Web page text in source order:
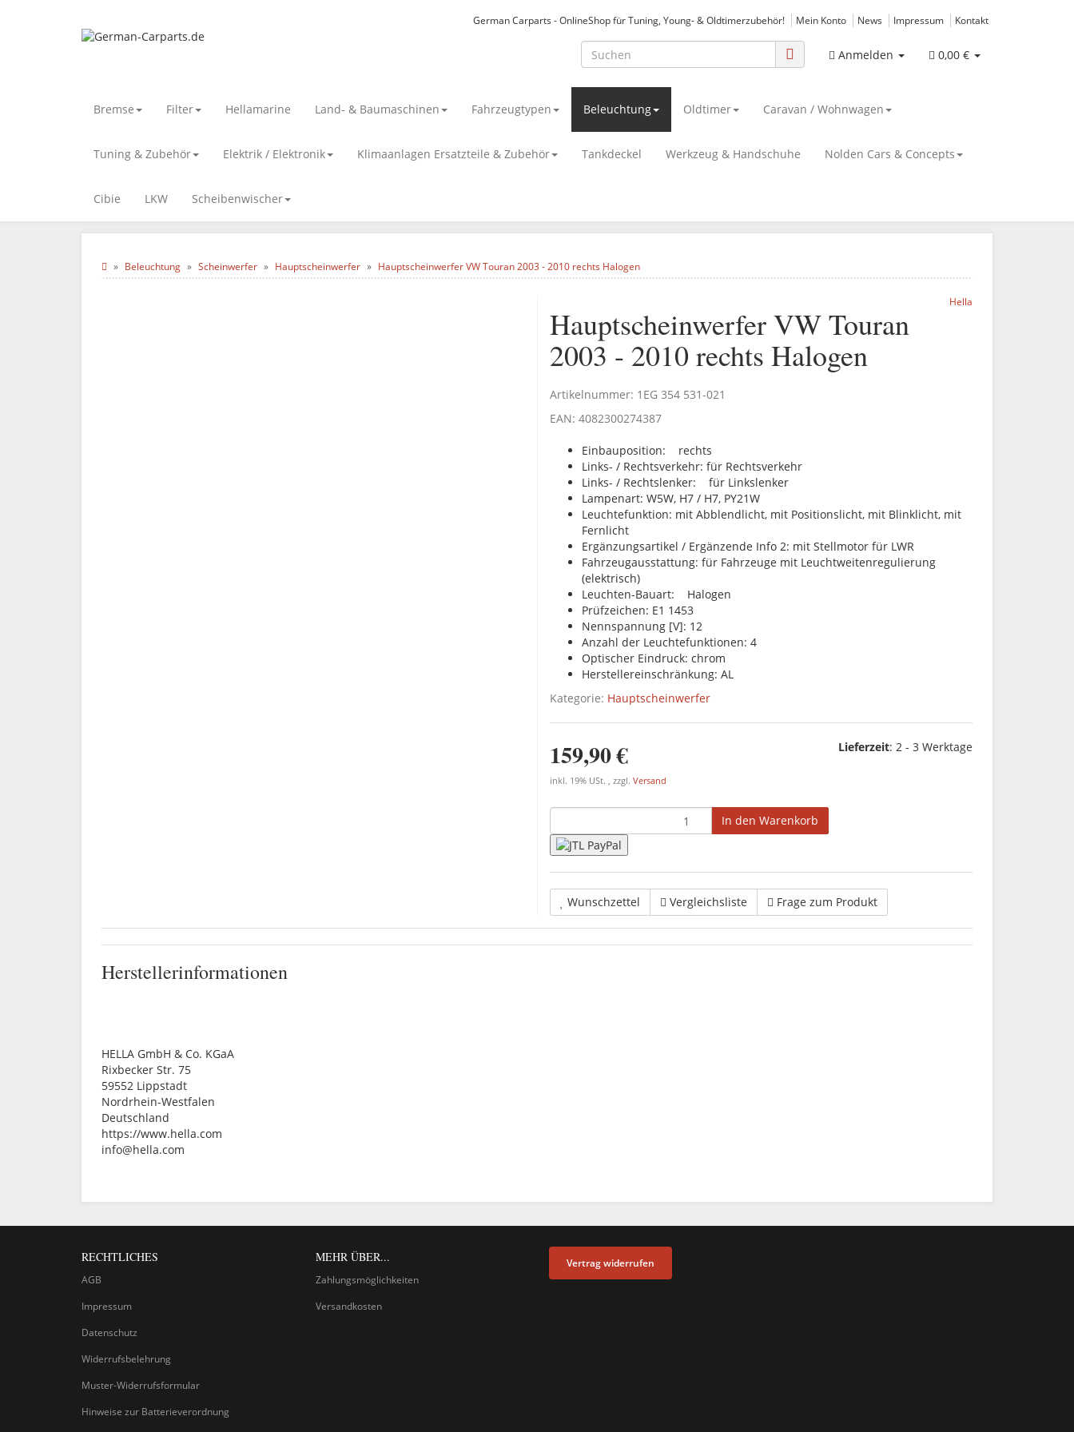
German Carparts - OnlineShop für Tuning, Young- & Oldtimerzubehör! Mein Konto News Impressum Kontakt
Anmelden 0,00 €
Bremse Filter Hellamarine Land- & Baumaschinen Fahrzeugtypen Beleuchtung Oldtimer Caravan / Wohnwagen
Tuning & Zubehör Elektrik / Elektronik Klimaanlagen Ersatzteile & Zubehör Tankdeckel Werkzeug & Handschuhe Nolden Cars & Concepts
Cibie LKW Scheibenwischer
Beleuchtung Scheinwerfer Hauptscheinwerfer Hauptscheinwerfer VW Touran 2003 - 2010 rechts Halogen
Hella
Hauptscheinwerfer VW Touran
2003 - 2010 rechts Halogen
Artikelnummer: 1EG 354 531-021
EAN: 4082300274387
Einbauposition:
rechts
Links- / Rechtsverkehr: für Rechtsverkehr
Links- / Rechtslenker:
für Linkslenker
Lampenart: W5W, H7 / H7, PY21W
Leuchtefunktion: mit Abblendlicht, mit Positionslicht, mit Blinklicht, mit
Fernlicht
Ergänzungsartikel / Ergänzende Info 2: mit Stellmotor für LWR
Fahrzeugausstattung: für Fahrzeuge mit Leuchtweitenregulierung
(elektrisch)
Leuchten-Bauart:
Halogen
Prüfzeichen: E1 1453
Nennspannung [V]: 12
Anzahl der Leuchtefunktionen: 4
Optischer Eindruck: chrom
Herstellereinschränkung: AL
Kategorie: Hauptscheinwerfer
159,90 €
inkl. 19% USt. , zzgl. Versand
Lieferzeit: 2 - 3 Werktage
In den Warenkorb
Wunschzettel Vergleichsliste Frage zum Produkt
Herstellerinformationen
HELLA GmbH & Co. KGaA
Rixbecker Str. 75
59552 Lippstadt
Nordrhein-Westfalen
Deutschland
https://www.hella.com
info@hella.com
RECHTLICHES
AGB
Impressum
Datenschutz
Widerrufsbelehrung
Muster-Widerrufsformular
Hinweise zur Batterieverordnung
MEHR ÜBER...
Zahlungsmöglichkeiten
Versandkosten
Vertrag widerrufen